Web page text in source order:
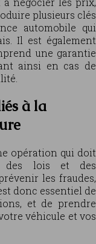
plusieurs clés
automobile qui
Il est également
une garantie
ainsi en cas de
à la
opération qui doit
des lois et des
les fraudes,
donc essentiel de
et de prendre
véhicule et vos